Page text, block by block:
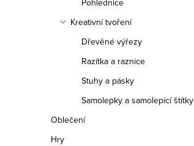
Pohlednice
Kreativní tvoření
Dřevěné výřezy
Razítka a raznice
Stuhy a pásky
Samolepky a samolepící štítky
Oblečení
Hry